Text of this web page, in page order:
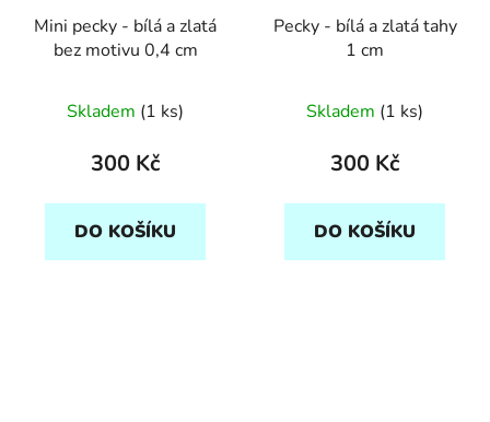
Mini pecky - bílá a zlatá
bez motivu 0,4 cm
Skladem (1 ks)
300 Kč
DO KOŠÍKU
Pecky - bílá a zlatá tahy
1 cm
Skladem (1 ks)
300 Kč
DO KOŠÍKU